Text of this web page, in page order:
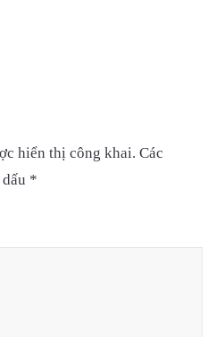
hiển thị công khai. Các
*